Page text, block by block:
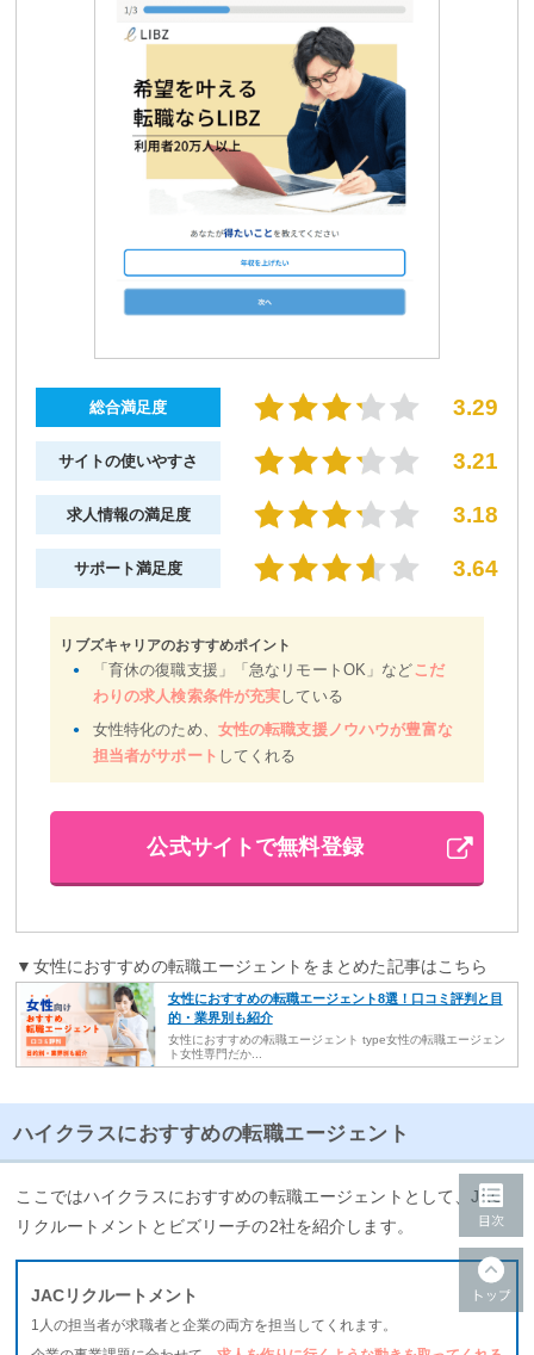
総合満足度 3.29
サイトの使いやすさ 3.21
求人情報の満足度 3.18
サポート満足度 3.64
リブズキャリアのおすすめポイント
「育休の復職支援」「急なリモートOK」などこだ
わりの求人検索条件が充実 している
女性特化のため、 女性の転職支援ノウハウが豊富な
担当者がサポート してくれる
公式サイトで無料登録
▼女性におすすめの転職エージェントをまとめた記事はこちら
女性におすすめの転職エージェント8選！口コミ評判と目
的・業界別も紹介
女性におすすめの転職エージェント type女性の転職エージェン
ト女性専門だか...
ハイクラスにおすすめの転職エージェント
ここではハイクラスにおすすめの転職エージェントとして、JAC
リクルートメントとビズリーチの2社を紹介します。
JACリクルートメント
1人の担当者が求職者と企業の両方を担当してくれます。